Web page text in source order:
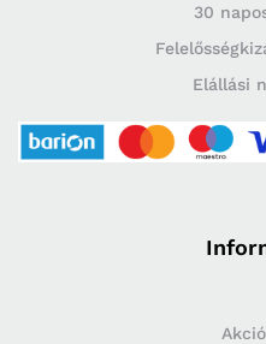
30
Elállási